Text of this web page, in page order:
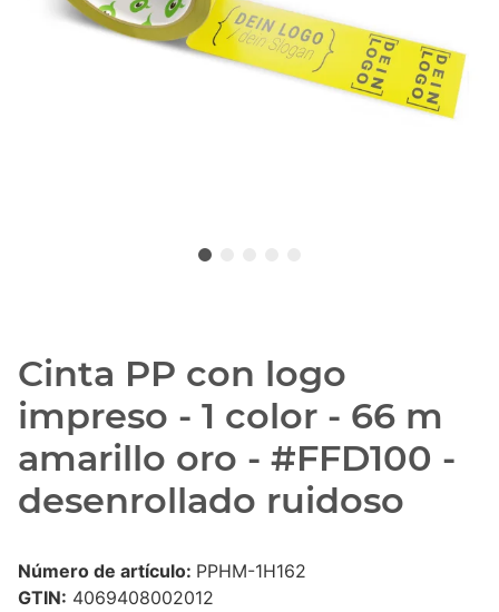
Cinta PP con logo
impreso - 1 color - 66 m
amarillo oro - #FFD100 -
desenrollado ruidoso
Número de artículo: PPHM-1H162
GTIN: 4069408002012